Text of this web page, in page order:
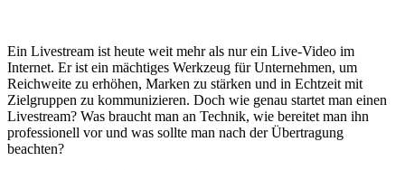
Ein Livestream ist heute weit mehr als nur ein Live-Video im
Internet. Er ist ein mächtiges Werkzeug für Unternehmen, um
Reichweite zu erhöhen, Marken zu stärken und in Echtzeit mit
Zielgruppen zu kommunizieren. Doch wie genau startet man einen
Livestream? Was braucht man an Technik, wie bereitet man ihn
professionell vor und was sollte man nach der Übertragung
beachten?